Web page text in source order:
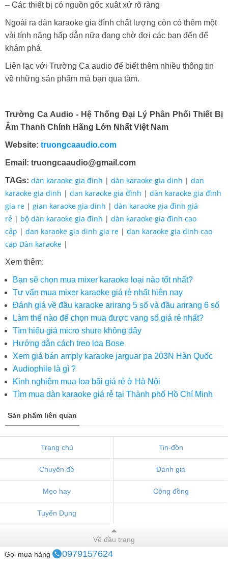
– Các thiết bị có nguồn gốc xuât xứ rõ ràng
Ngoài ra dàn karaoke gia đình chất lượng còn có thêm một
vài tính năng hấp dẫn nữa đang chờ đợi các bạn đến để
khám phá.
Liên lạc với Trường Ca audio để biết thêm nhiều thông tin
về những sản phẩm mà bạn qua tâm.
Trường Ca Audio - Hệ Thống Đại Lý Phân Phối Thiết Bị
Âm Thanh Chính Hãng Lớn Nhất Việt Nam
Website: truongcaaudio.com
Email: truongcaaudio@gmail.com
TAGs: dàn karaoke gia đình | dàn karaoke gia dinh | dan
karaoke gia dinh | dan karaoke gia đình | dàn karaoke gia đình
gia re | gian karaoke gia dinh | dàn karaoke gia đình giá
rẻ | bộ dàn karaoke gia đình | dàn karaoke gia đình cao
cấp | dan karaoke gia dinh gia re | dan karaoke gia dinh cao
cap Dàn karaoke |
Xem thêm:
Bạn sẽ chọn mua mixer karaoke loại nào tốt nhất?
Tư vấn mua mixer karaoke giá rẻ nhất hiện nay
Đánh giá về đầu karaoke arirang 5 số và đầu arirang 6 số
Làm thế nào để chọn mua được vang số giá rẻ nhất?
Tìm hiểu giá micro shure không dây
Hướng dẫn cách treo loa Bose
Xem giá bán amply karaoke jarguar pa 203N Hàn Quốc
Audiophile là gì ?
Kinh nghiệm mua loa bãi giá rẻ ở Hà Nội
Tìm mua dàn karaoke giá rẻ tại Thành phố Hồ Chí Minh
Sản phẩm liên quan
Trang chủ Tin-đồn
Chuyên đề Đánh giá
Mẹo hay Cộng đồng
Tuyển Dụng
Về đầu trang
Gọi mua hàng
0979157624